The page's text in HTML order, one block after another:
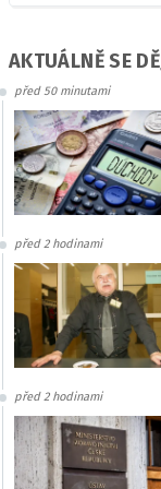
AKTUÁLNĚ SE
před 50 minutami
před 2 hodinami
před 2 hodinami